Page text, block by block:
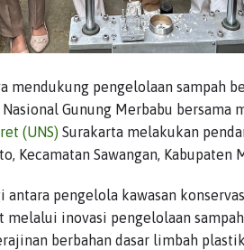
mendukung pengelolaan sampah
Gunung Merbabu bersama
(UNS) Surakarta melakukan
Kecamatan Sawangan, Kabupaten
pengelola kawasan
melalui inovasi pengelolaan
berbahan dasar limbah